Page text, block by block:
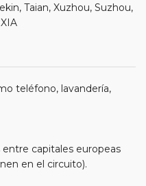
Taian, Xuzhou, Suzhou,
teléfono, lavandería,
capitales europeas
en el circuito).